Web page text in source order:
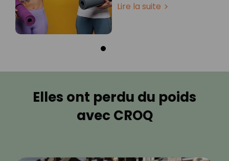
Lire la suite
Elles ont perdu du poids
avec CROQ